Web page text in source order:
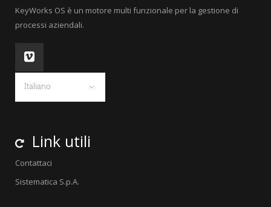
KeyWorks OS è un motore multi funzionale per la gestione di
processi aziendali.
Italiano
Link utili
Contattaci
Sistematica S.p.A.